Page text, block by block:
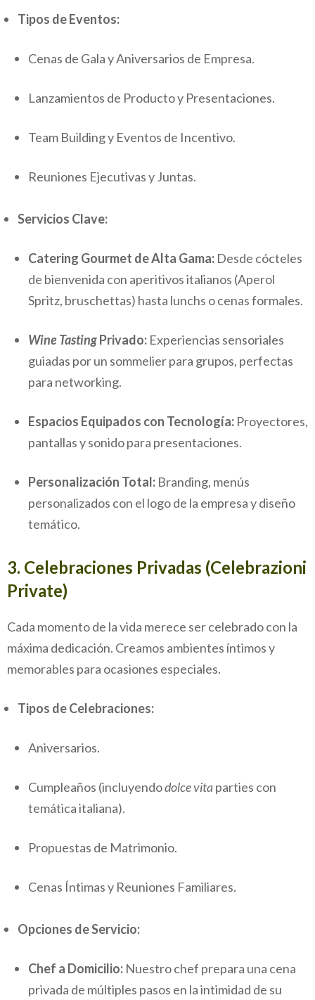
Tipos de Eventos:
Cenas de Gala y Aniversarios de Empresa.
Lanzamientos de Producto y Presentaciones.
Team Building y Eventos de Incentivo.
Reuniones Ejecutivas y Juntas.
Servicios Clave:
Catering Gourmet de Alta Gama: Desde cócteles
de bienvenida con aperitivos italianos (Aperol
Spritz, bruschettas) hasta lunchs o cenas formales.
Wine TastingPrivado: Experiencias sensoriales
guiadas por un sommelier para grupos, perfectas
para networking.
Espacios Equipados con Tecnología: Proyectores,
pantallas y sonido para presentaciones.
Personalización Total: Branding, menús
personalizados con el logo de la empresa y diseño
temático.
3. Celebraciones Privadas (Celebrazioni
Private)
Cada momento de la vida merece ser celebrado con la
máxima dedicación. Creamos ambientes íntimos y
memorables para ocasiones especiales.
Tipos de Celebraciones:
Aniversarios.
Cumpleaños (incluyendodolce vitaparties con
temática italiana).
Propuestas de Matrimonio.
Cenas Íntimas y Reuniones Familiares.
Opciones de Servicio:
Chef a Domicilio: Nuestro chef prepara una cena
privada de múltiples pasos en la intimidad de su